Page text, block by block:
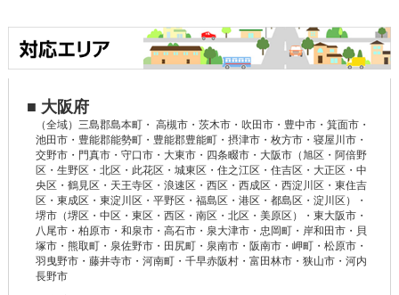
■ 大阪府
（全域）三島郡島本町・ 高槻市・茨木市・吹田市・豊中市・箕面市・
池田市・豊能郡能勢町・豊能郡豊能町・摂津市・枚方市・寝屋川市・
交野市・門真市・守口市・大東市・四条畷市・大阪市（旭区・阿倍野
区・生野区・北区・此花区・城東区・住之江区・住吉区・大正区・中
央区・鶴見区・天王寺区・浪速区・西区・西成区・西淀川区・東住吉
区・東成区・東淀川区・平野区・福島区・港区・都島区・淀川区）・
堺市（堺区・中区・東区・西区・南区・北区・美原区）・東大阪市・
八尾市・柏原市・和泉市・高石市・泉大津市・忠岡町・岸和田市・貝
塚市・熊取町・泉佐野市・田尻町・泉南市・阪南市・岬町・松原市・
羽曳野市・藤井寺市・河南町・千早赤阪村・富田林市・狭山市・河内
長野市